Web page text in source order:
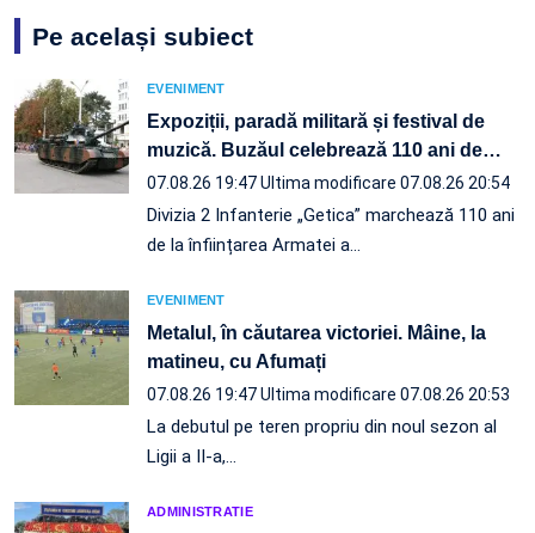
Pe același subiect
EVENIMENT
Expoziții, paradă militară și festival de
muzică. Buzăul celebrează 110 ani de…
07.08.26 19:47Ultima modificare 07.08.26 20:54
Divizia 2 Infanterie „Getica” marchează 110 ani
de la înființarea Armatei a…
EVENIMENT
Metalul, în căutarea victoriei. Mâine, la
matineu, cu Afumați
07.08.26 19:47Ultima modificare 07.08.26 20:53
La debutul pe teren propriu din noul sezon al
Ligii a II-a,…
ADMINISTRATIE